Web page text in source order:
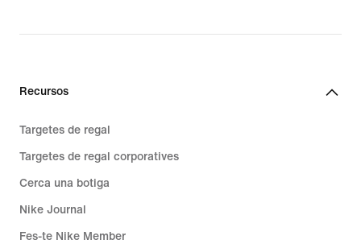
Recursos
Targetes de regal
Targetes de regal corporatives
Cerca una botiga
Nike Journal
Fes-te Nike Member